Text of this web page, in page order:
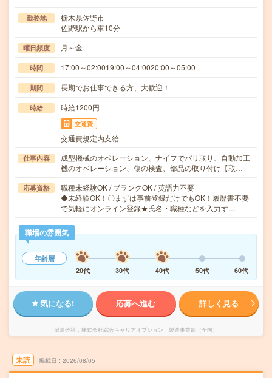
勤務地
栃木県佐野市
佐野駅から車10分
曜日頻度 月～金
時間 17:00～02:0019:00～04:0020:00～05:00
期間 長期でお仕事できる方、大歓迎！
時給 時給1200円
交通費
交通費規定内支給
仕事内容
成型機械のオペレーション、ナイフでバリ取り、自動加工
機のオペレーション、傷の検査、部品の取り付け【取…
応募資格
職種未経験OK / ブランクOK / 英語力不要
◆未経験OK！〇まずは事前登録だけでもOK！履歴書不要
で気軽にオンライン登録★氏名・職種などを入力す…
職場の雰囲気
年齢層
20代
30代 40代 50代 60代
気になる! 応募へ進む 詳しく見る
派遣会社 株式会社綜合キャリアオプション 製造事業部（全国）
未読 掲載日 2026/08/05